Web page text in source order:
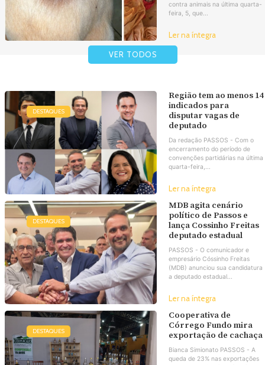
contra animais na última quarta-
feira, 5, que...
Ler na íntegra
VER TODOS
DESTAQUES
Região tem ao menos 14
indicados para
disputar vagas de
deputado
Da redação PASSOS - Com o
encerramento do período de
convenções partidárias na última
quarta-feira,...
Ler na íntegra
DESTAQUES
MDB agita cenário
político de Passos e
lança Cossinho Freitas
deputado estadual
PASSOS - O comunicador e
empresário Cóssinho Freitas
(MDB) anunciou sua candidatura
a deputado estadual...
Ler na íntegra
DESTAQUES
Cooperativa de
Córrego Fundo mira
exportação de cachaça
Bianca Simionato PASSOS - A
queda de 23% nas exportações